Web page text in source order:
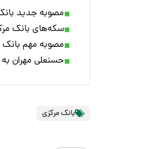
مصوبه جدید
سکه‌های بانک
مصوبه مهم بانک
حسنعلی مهران
بانک مرکزی